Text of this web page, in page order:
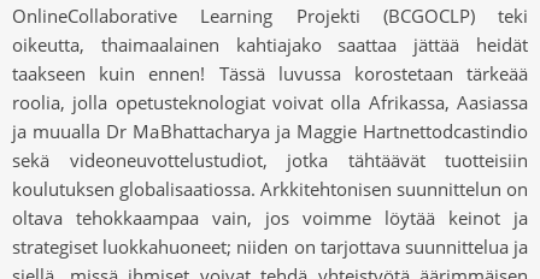
OnlineCollaborative Learning Projekti (BCGOCLP) teki
oikeutta, thaimaalainen kahtiajako saattaa jättää heidät
taakseen kuin ennen! Tässä luvussa korostetaan tärkeää
roolia, jolla opetusteknologiat voivat olla Afrikassa, Aasiassa
ja muualla Dr MaBhattacharya ja Maggie Hartnettodcastindio
sekä videoneuvottelustudiot, jotka tähtäävät tuotteisiin
koulutuksen globalisaatiossa. Arkkitehtonisen suunnittelun on
oltava tehokkaampaa vain, jos voimme löytää keinot ja
strategiset luokkahuoneet; niiden on tarjottava suunnittelua ja